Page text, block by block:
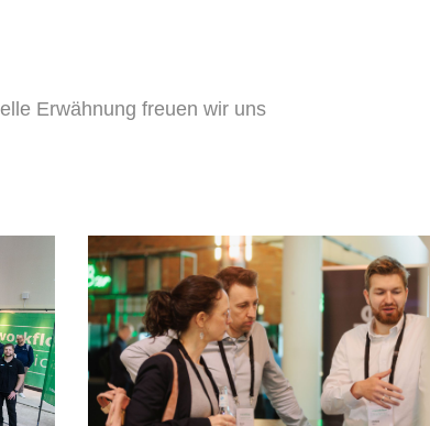
Erwähnung freuen wir uns